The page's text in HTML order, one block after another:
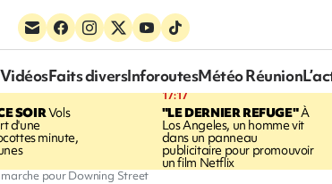
VidéosFaits diversInforoutesMétéo Réunion
SOIRVols
d'une
minute,
17:17
"LE DERNIER REFUGE"À
Los Angeles, un homme vit
dans un panneau
publicitaire pour promouvoir
un film Netflix
pour Downing Street